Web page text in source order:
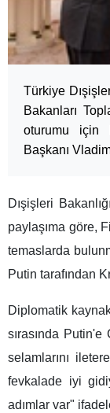
Türkiye
Bakanları
oturumu için
Başkanı
Dışişleri
paylaşıma göre,
temaslarda
Putin tarafından
Diplomatik
sırasında
selamlarını
fevkalade iyi
adımlar var"